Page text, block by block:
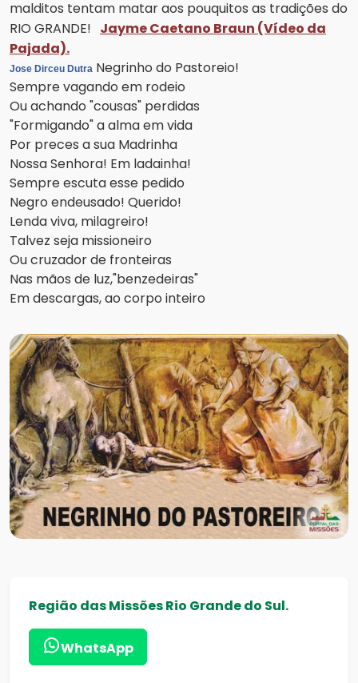
malditos tentam matar aos pouquitos as tradições do
RIO GRANDE! Jayme Caetano Braun (Vídeo da
Pajada).
Jose Dirceu Dutra Negrinho do Pastoreio!
Sempre vagando em rodeio
Ou achando "cousas" perdidas
"Formigando" a alma em vida
Por preces a sua Madrinha
Nossa Senhora! Em ladainha!
Sempre escuta esse pedido
Negro endeusado! Querido!
Lenda viva, milagreiro!
Talvez seja missioneiro
Ou cruzador de fronteiras
Nas mãos de luz,"benzedeiras"
Em descargas, ao corpo inteiro
Região das Missões Rio Grande do Sul.
WhatsApp